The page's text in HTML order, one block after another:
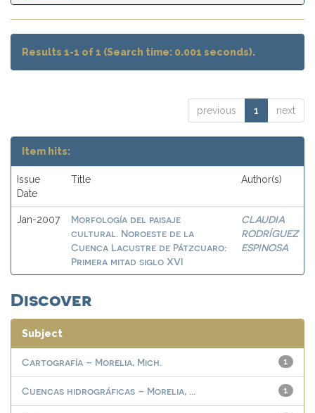
Results 1-1 of 1 (Search time: 0.001 seconds).
previous 1 next
Item hits:
Issue
Date
Title Author(s)
Jan-2007
Morfología del paisaje
cultural. Noroeste de la
Cuenca Lacustre de Pátzcuaro:
Primera mitad siglo XVI
CLAUDIA
RODRÍGUEZ
ESPINOSA
Discover
Subject
1
Cartografía – Morelia, Mich.
1
Cuencas hidrográficas – Morelia, ...